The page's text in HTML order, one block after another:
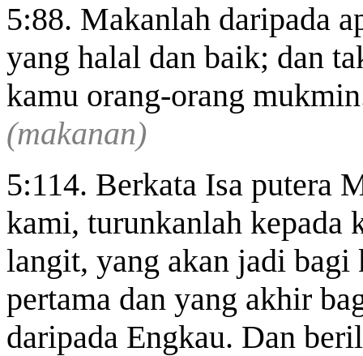
5:88. Makanlah daripada
yang halal dan baik; dan
kamu orang-orang
(makanan)
5:114. Berkata Isa putera
kami, turunkanlah kepada
langit, yang akan jadi bagi
pertama dan yang akhir
daripada Engkau. Dan